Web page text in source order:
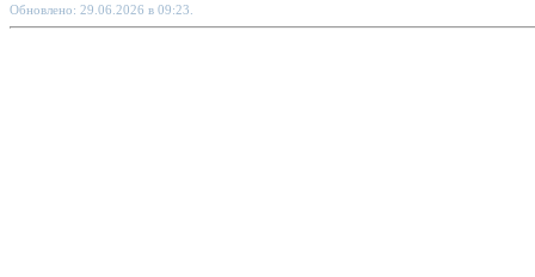
Обновлено: 29.06.2026 в 09:23.